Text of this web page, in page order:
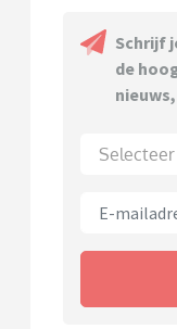
Schrijf
de